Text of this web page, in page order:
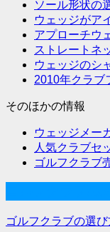
ソール形状の
ウェッジがア
アプローチウ
ストレートネ
ウェッジのシ
2010年クラブ
そのほかの情報
ウェッジメー
人気クラブセ
ゴルフクラブ
ゴルフクラブの選び